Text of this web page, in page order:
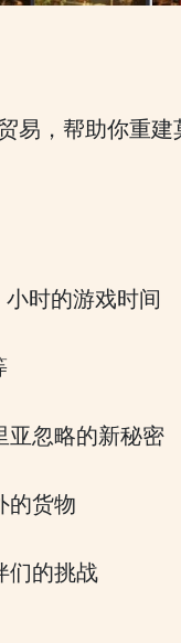
易，帮助你重
时的游戏时间
亚忽略的新秘密
的货物
们的挑战